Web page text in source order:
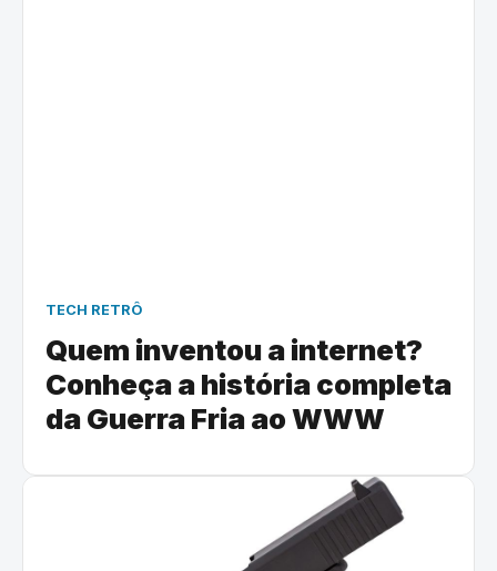
TECH RETRÔ
Quem inventou a internet?
Conheça a história completa
da Guerra Fria ao WWW